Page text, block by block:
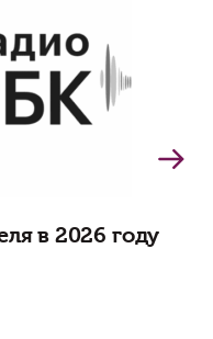
в 2026 году